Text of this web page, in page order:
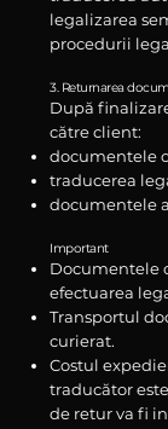
legalizarea
procedurii
3. Returnarea
După
către client:
documentele
traducerea
documentele
Important
Documentele
efectuarea
Transportul
curierat.
Costul
traducător
de retur va fi